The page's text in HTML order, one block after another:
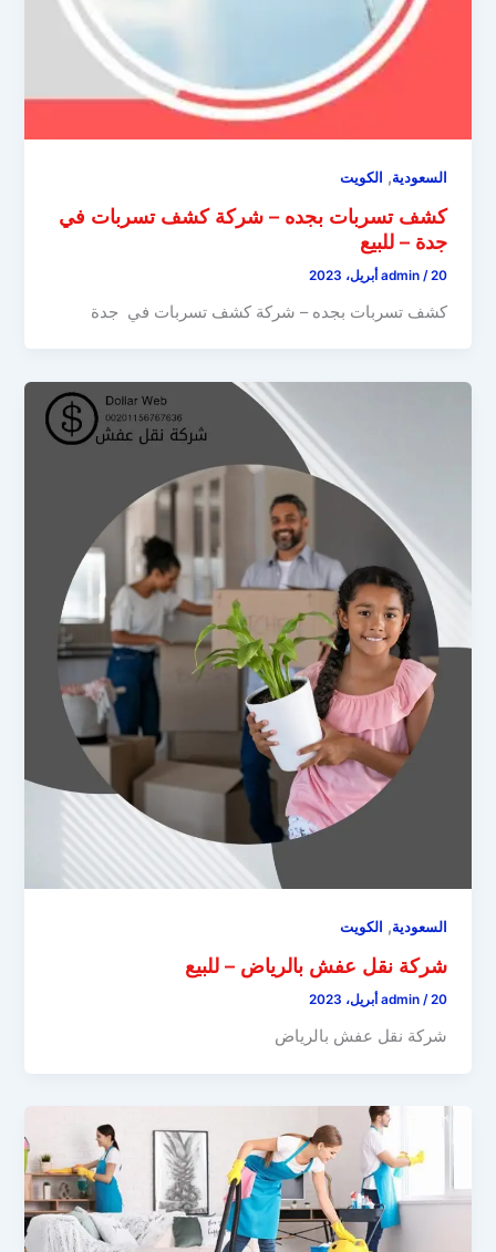
السعودية, الكويت
كشف تسربات بجده – شركة كشف تسربات في
جدة – للبيع
admin /20 أبريل، 2023
كشف تسربات بجده – شركة كشف تسربات في جدة
السعودية, الكويت
شركة نقل عفش بالرياض – للبيع
admin /20 أبريل، 2023
شركة نقل عفش بالرياض